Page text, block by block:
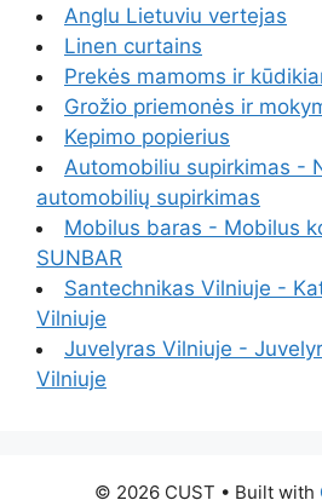
Anglu Lietuviu vertejas
Linen curtains
Prekės mamoms ir
Grožio priemonės ir
Kepimo popierius
Automobiliu supirkimas -
automobilių supirkimas
Mobilus baras - Mobilus
SUNBAR
Santechnikas Vilniuje -
Vilniuje
Juvelyras Vilniuje -
Vilniuje
© 2026 CUST • Built with